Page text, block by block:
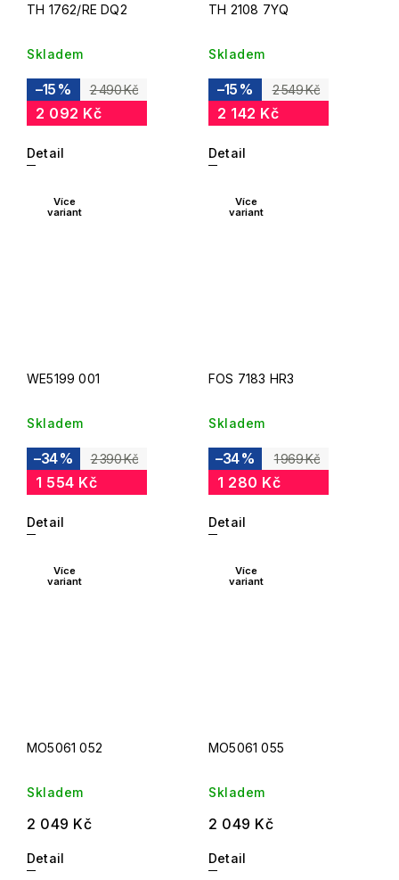
TH 1762/RE DQ2
Skladem
2 490 Kč
–15 %
2 092 Kč
Detail
TH 2108 7YQ
Skladem
2 549 Kč
–15 %
2 142 Kč
Detail
Více
variant
WE5199 001
Skladem
2 390 Kč
–34 %
1 554 Kč
Detail
Více
variant
FOS 7183 HR3
Skladem
1 969 Kč
–34 %
1 280 Kč
Detail
Více
variant
MO5061 052
Skladem
2 049 Kč
Detail
Více
variant
MO5061 055
Skladem
2 049 Kč
Detail